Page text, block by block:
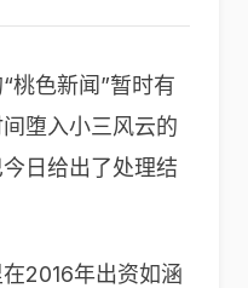
桃色新闻”暂时有
堕入小三风云的
日给出了处理结
2016年出资如涵